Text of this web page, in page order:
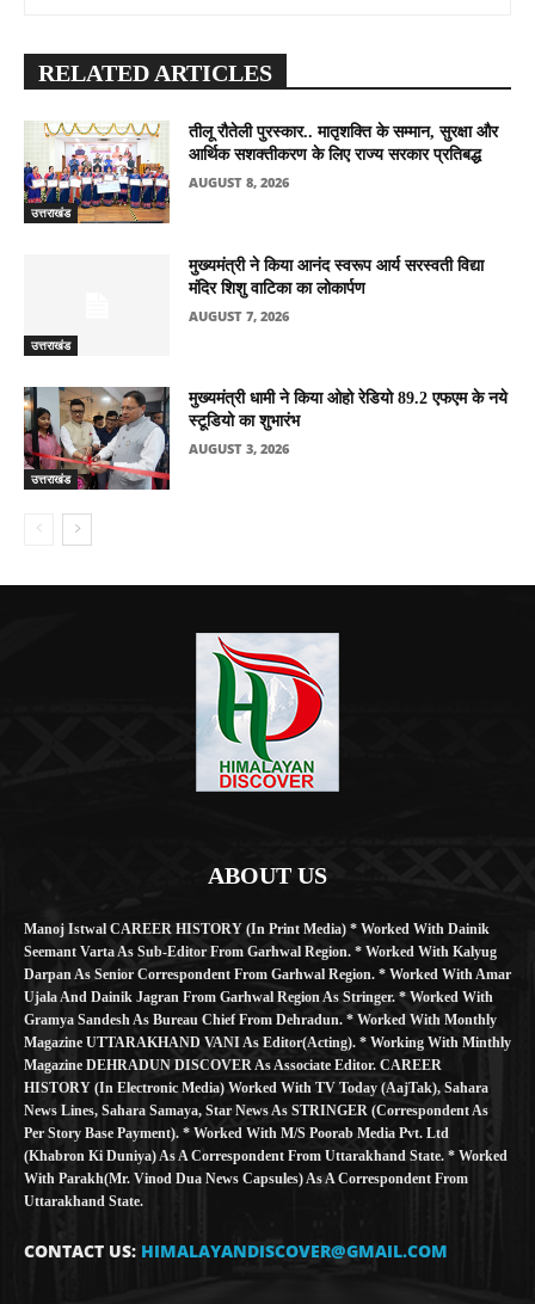
RELATED ARTICLES
उत्तराखंड
तीलू रौतेली पुरस्कार.. मातृशक्ति के सम्मान, सुरक्षा और
आर्थिक सशक्तीकरण के लिए राज्य सरकार प्रतिबद्ध
AUGUST 8, 2026
उत्तराखंड
मुख्यमंत्री ने किया आनंद स्वरूप आर्य सरस्वती विद्या
मंदिर शिशु वाटिका का लोकार्पण
AUGUST 7, 2026
उत्तराखंड
मुख्यमंत्री धामी ने किया ओहो रेडियो 89.2 एफएम के नये
स्टूडियो का शुभारंभ
AUGUST 3, 2026
ABOUT US
Manoj Istwal CAREER HISTORY (in Print Media) * Worked With Dainik
Seemant Varta As Sub-Editor From Garhwal Region. * Worked With Kalyug
Darpan As Senior Correspondent From Garhwal Region. * Worked With Amar
Ujala And Dainik Jagran From Garhwal Region As Stringer. * Worked With
Gramya Sandesh As Bureau Chief From Dehradun. * Worked With Monthly
Magazine UTTARAKHAND VANI As Editor(Acting). * Working With Minthly
Magazine DEHRADUN DISCOVER As Associate Editor. CAREER
HISTORY (in Electronic Media) Worked With TV Today (AajTak), Sahara
News Lines, Sahara Samaya, Star News As STRINGER (Correspondent As
Per Story Base Payment). * Worked With M/S Poorab Media Pvt. Ltd
(Khabron Ki Duniya) As A Correspondent From Uttarakhand State. * Worked
With Parakh(Mr. Vinod Dua News Capsules) As A Correspondent From
Uttarakhand State.
CONTACT US: HIMALAYANDISCOVER@GMAIL.COM